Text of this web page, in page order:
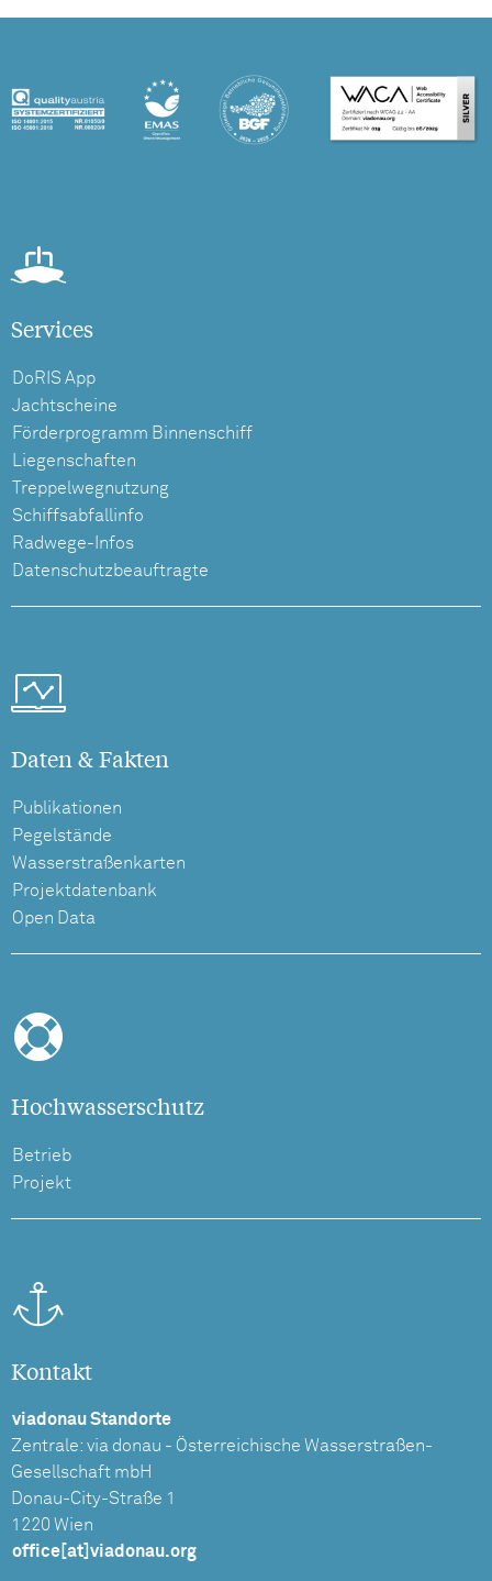
Services
DoRIS App
Jachtscheine
Förderprogramm Binnenschiff
Liegenschaften
Treppelwegnutzung
Schiffsabfallinfo
Radwege-Infos
Datenschutzbeauftragte
Daten & Fakten
Publikationen
Pegelstände
Wasserstraßenkarten
Projektdatenbank
Open Data
Hochwasserschutz
Betrieb
Projekt
Kontakt
viadonau Standorte
Zentrale: via donau - Österreichische Wasserstraßen-
Gesellschaft mbH
Donau-City-Straße 1
1220 Wien
office[at]viadonau.org